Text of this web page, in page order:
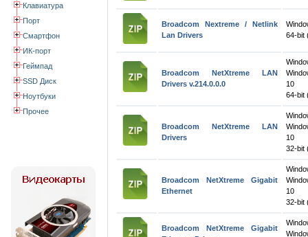
Клавиатура
Порт
Смартфон
ИК-порт
Геймпад
SSD Диск
Ноутбуки
Прочее
Broadcom Nextreme / Netlink
Lan Drivers
64-bit
Broadcom NetXtreme LAN
Drivers v.214.0.0.0
10
64-bit
Broadcom NetXtreme LAN
Drivers
10
32-bit
Broadcom NetXtreme Gigabit
Ethernet
10
32-bit
Broadcom NetXtreme Gigabit